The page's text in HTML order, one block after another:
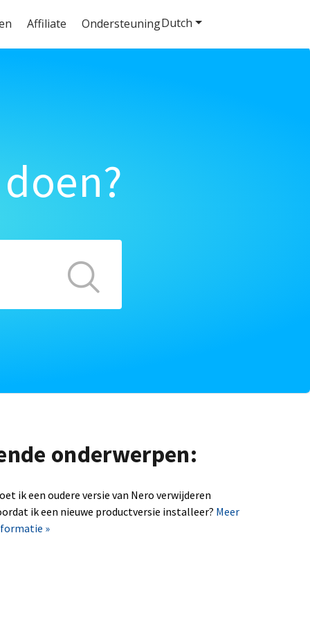
Affiliate Ondersteuning
onderwerpen:
ik een oudere versie van Nero verwijderen
ik een nieuwe productversie installeer? Meer
»
Dutch